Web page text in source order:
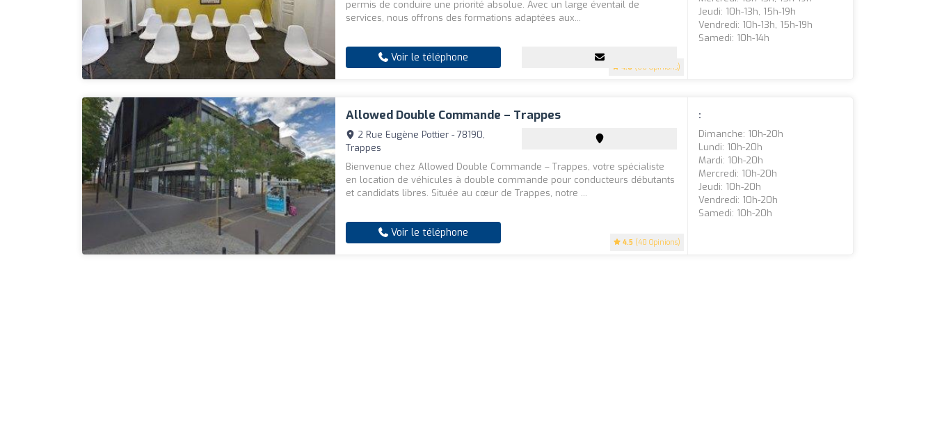
4.6 (66 Opinions)
permis de conduire une priorité absolue. Avec un large éventail de
services, nous offrons des formations adaptées aux...
Voir le téléphone
Jeudi: 10h-13h, 15h-19h
Vendredi: 10h-13h, 15h-19h
Samedi: 10h-14h
Allowed Double Commande – Trappes
4.5 (40 Opinions)
2 Rue Eugène Pottier - 78190,
Trappes
Bienvenue chez Allowed Double Commande – Trappes, votre spécialiste
en location de véhicules à double commande pour conducteurs débutants
et candidats libres. Située au cœur de Trappes, notre ...
Voir le téléphone
:
Dimanche: 10h-20h
Lundi: 10h-20h
Mardi: 10h-20h
Mercredi: 10h-20h
Jeudi: 10h-20h
Vendredi: 10h-20h
Samedi: 10h-20h